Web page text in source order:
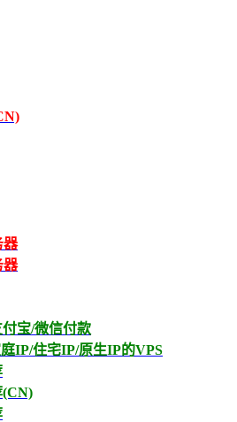
器
器
付宝/微信付款
IP/住宅IP/原生IP的VPS
(CN)